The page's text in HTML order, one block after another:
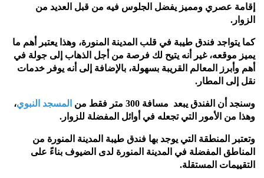
إقامة عصري ومميز يفضل الجلوس فيه من قبل العديد من
الزوار.
كما يتواجد فندق طيبة في قلب المدينة المنورة، وهذا يعتبر أهم ما
يميز موقعه، غير أنه يتيح لك فرصة من أجل الذهاب إلى جولة في
أهم وأبرز المعالم القريبة بسهولة، بالإضافة إلى أنه يوفر خدمات
نقل إلى المطار.
وسنجد أن الفندق يبعد مسافة 300 متر فقط من المسجد النبوي،
وهذا من الأمور التي تجعله في أوائل المفضلة للزوار.
وتعتبر المنطقة التي يوجد بها فندق طيبة المدينة المنورة من
المناطق المفضلة في المدينة المنورة لدى الضيوف بناءً على
التقييمات المستقلة.